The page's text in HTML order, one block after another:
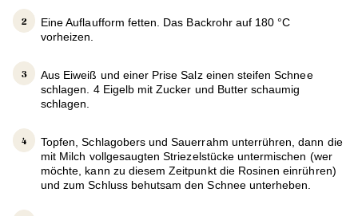
Eine Auflaufform fetten. Das Backrohr auf 180 °C
vorheizen.
Aus Eiweiß und einer Prise Salz einen steifen Schnee
schlagen. 4 Eigelb mit Zucker und Butter schaumig
schlagen.
Topfen, Schlagobers und Sauerrahm unterrühren, dann die
mit Milch vollgesaugten Striezelstücke untermischen (wer
möchte, kann zu diesem Zeitpunkt die Rosinen einrühren)
und zum Schluss behutsam den Schnee unterheben.